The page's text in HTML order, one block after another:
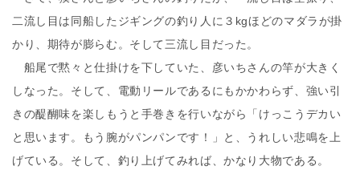
二流し目は同船したジギングの釣り人に３kgほどのマダラが掛
かり、期待が膨らむ。そして三流し目だった。
船尾で黙々と仕掛けを下していた、彦いちさんの竿が大きく
しなった。そして、電動リールであるにもかかわらず、強い引
きの醍醐味を楽しもうと手巻きを行いながら「けっこうデカい
と思います。もう腕がパンパンです！」と、うれしい悲鳴を上
げている。そして、釣り上げてみれば、かなり大物である。